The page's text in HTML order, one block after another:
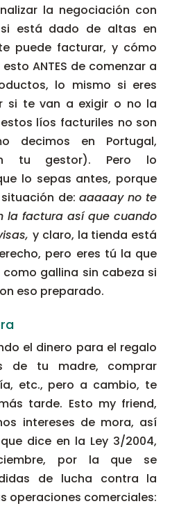
la negociación con
si está dado de altas en
puede facturar, y cómo
ANTES de comenzar a
lo mismo si eres
si te van a exigir o no la
líos facturiles no son
decimos en Portugal,
tu gestor). Pero lo
lo sepas antes, porque
de: aaaaay no te
la factura así que cuando
y claro, la tienda está
pero eres tú la que
gallina sin cabeza si
eso preparado.
el dinero para el regalo
de tu madre, comprar
etc., pero a cambio, te
tarde. Esto my friend,
intereses de mora, así
dice en la Ley 3/2004,
por la que se
de lucha contra la
operaciones comerciales: